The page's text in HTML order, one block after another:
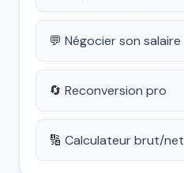
💬 Négocier son salaire
🔄 Reconversion pro
🔢 Calculateur brut/net